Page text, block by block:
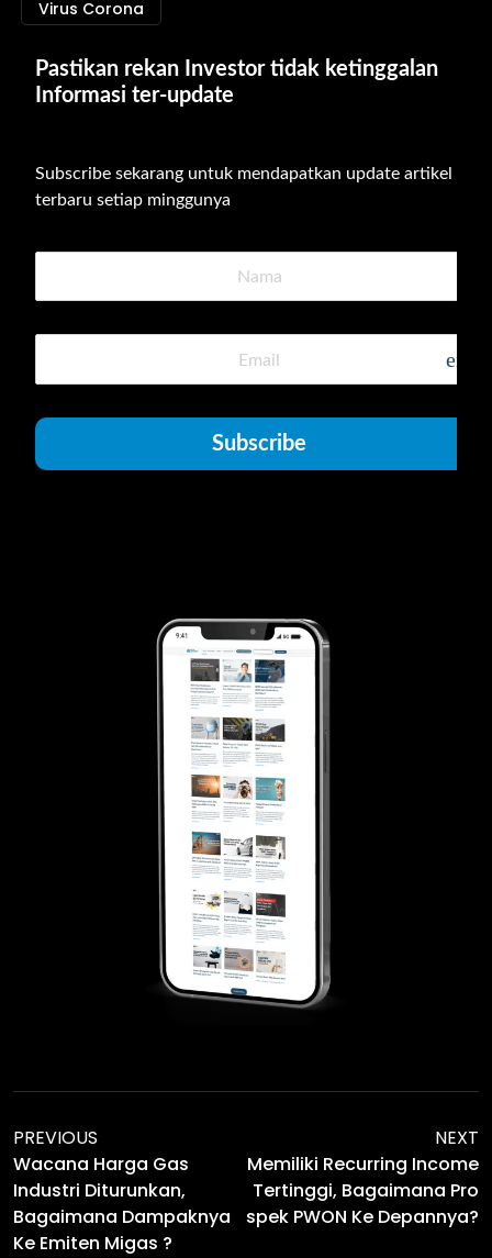
Virus Corona
Pastikan rekan Investor tidak ketinggalan
Informasi ter-update
Subscribe sekarang untuk mendapatkan update artikel
terbaru setiap minggunya
Subscribe
PREVIOUS
Wacana Harga Gas
Industri Diturunkan,
Bagaimana Dampaknya
Ke Emiten Migas ?
NEXT
Memiliki Recurring Income
Tertinggi, Bagaimana Pro
Spek PWON Ke Depannya?